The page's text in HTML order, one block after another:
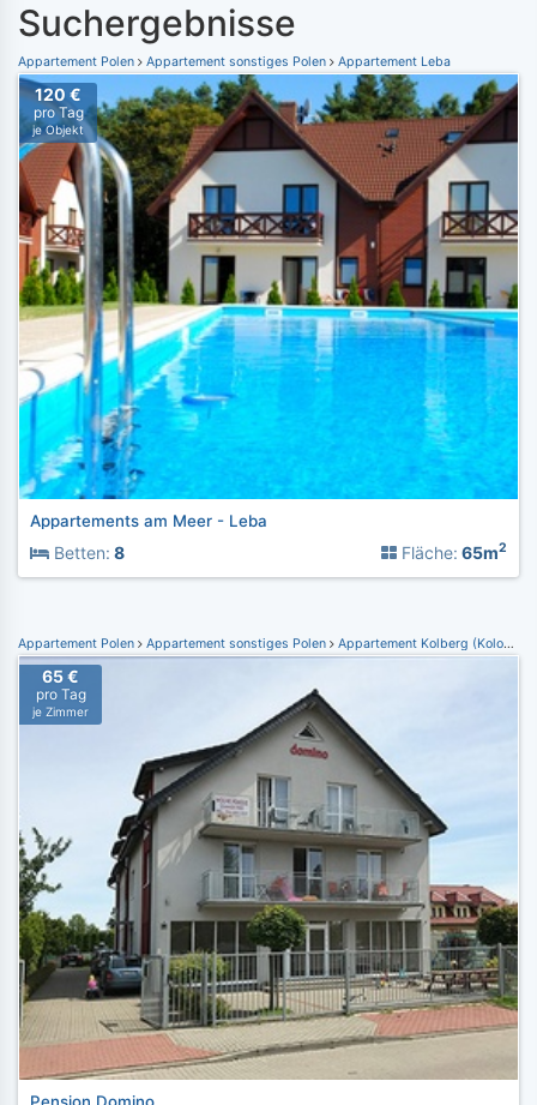
Suchergebnisse
Appartement Polen Appartement sonstiges Polen Appartement Leba
120 €
pro Tag
je Objekt
Appartements am Meer - Leba
Betten: 8 Fläche: 65m2
Appartement Polen Appartement sonstiges Polen Appartement Kolberg (Kolobrzeg)
65 €
pro Tag
je Zimmer